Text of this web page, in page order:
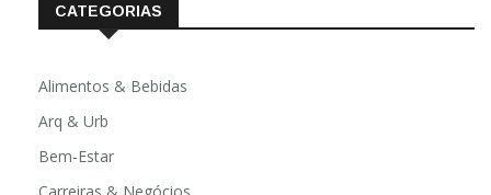
CATEGORIAS
Alimentos & Bebidas
Arq & Urb
Bem-Estar